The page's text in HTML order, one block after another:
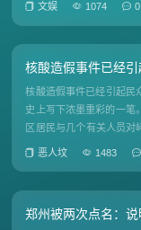
子和女儿都在外地工作。
子给她买了部智能手机。
频、看直播就成了邱玲
文娱 1074 0
核酸造假事件已经引
核酸造假事件已经引起民
史上写下浓墨重彩的一笔
区居民与几个有关人员对
通知“阳”了，要拉走隔离
恶人坟 1483
郑州被两次点名：说